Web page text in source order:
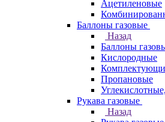
Ацетиленовые
Баллоны газовые
Назад
Баллоны
Кислородные
Пропановые
Рукава газовые
Назад